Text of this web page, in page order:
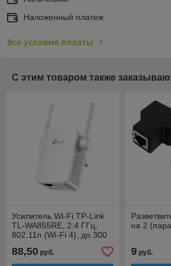
Наложенный платеж
Все условия оплаты
С этим товаром также
Усилитель Wi-Fi TP-Link
TL-WA855RE, 2.4 ГГц,
802.11n (Wi-Fi 4), до 300
88,50 руб.
на 2
9руб.